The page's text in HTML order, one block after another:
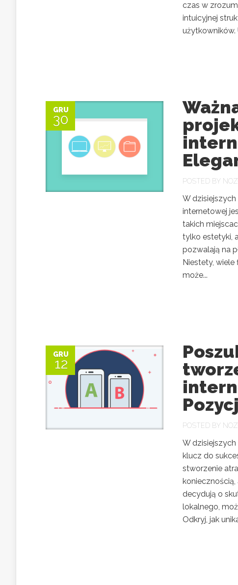
czas w
intuicyjnej
użytkowników.
GRU
30
POSTED BY
W
internetowej
takich
tylko estetyki,
pozwalają na
Niestety, wiele
może...
GRU
12
POSTED BY
W
klucz do
stworzenie
decydują o
lokalnego,
Odkryj, jak